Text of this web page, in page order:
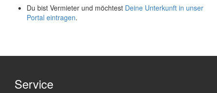
Du bist Vermieter und möchtest Deine Unterkunft in unser
Portal eintragen.
Service